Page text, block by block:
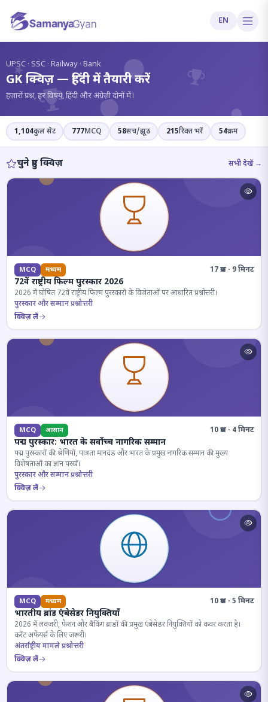
EN
?
UPSC · SSC · Railway · Bank
GK क्विज़ — हिंदी में तैयारी करें
हज़ारों प्रश्न, हर विषय, हिंदी और अंग्रेज़ी दोनों में।
1,104कुल सेट 777MCQ 58सच/झूठ 215रिक्त भरें 54क्रम
चुने हुए क्विज़ सभी देखें →
MCQ मध्यम 17 प्रश्न · 9 मिनट
72वें राष्ट्रीय फिल्म पुरस्कार 2026
2026 में घोषित 72वें राष्ट्रीय फिल्म पुरस्कारों के विजेताओं पर आधारित प्रश्नोत्तरी।
पुरस्कार और सम्मान प्रश्नोत्तरी
क्विज़ लें
MCQ आसान 10 प्रश्न · 4 मिनट
पद्म पुरस्कार: भारत के सर्वोच्च नागरिक सम्मान
पद्म पुरस्कारों की श्रेणियों, पात्रता मानदंड और भारत के प्रमुख नागरिक सम्मान की मुख्य
विशेषताओं का ज्ञान परखें।
पुरस्कार और सम्मान प्रश्नोत्तरी
क्विज़ लें
MCQ मध्यम 10 प्रश्न · 5 मिनट
भारतीय ब्रांड एंबेसेडर नियुक्तियाँ
2026 में लक्जरी, फैशन और बैंकिंग ब्रांडों की प्रमुख एंबेसेडर नियुक्तियों को कवर करता है।
करेंट अफेयर्स के लिए जरूरी।
अंतर्राष्ट्रीय मामले प्रश्नोत्तरी
क्विज़ लें